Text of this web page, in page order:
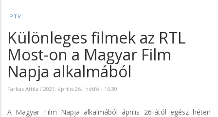
IPTV
Különleges filmek az RTL
Most-on a Magyar Film
Napja alkalmából
Farkas Attila / 2021. április 26., hétfő - 16:30
A Magyar Film Napja alkalmából április 26-ától egész héten